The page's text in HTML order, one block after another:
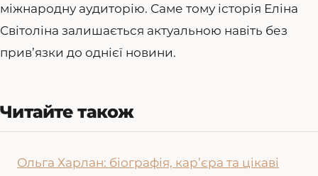
міжнародну аудиторію. Саме тому історія Еліна
Світоліна залишається актуальною навіть без
прив’язки до однієї новини.
Читайте також
Ольга Харлан: біографія, кар’єра та цікаві